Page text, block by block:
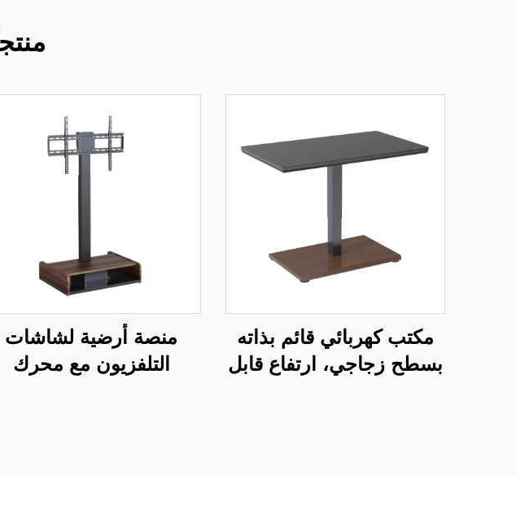
مكتب كهربائي قائم بذاته
بسطح زجاجي، ارتفاع قابل
منصة أرضية لشاشات
التلفزيون مع محرك